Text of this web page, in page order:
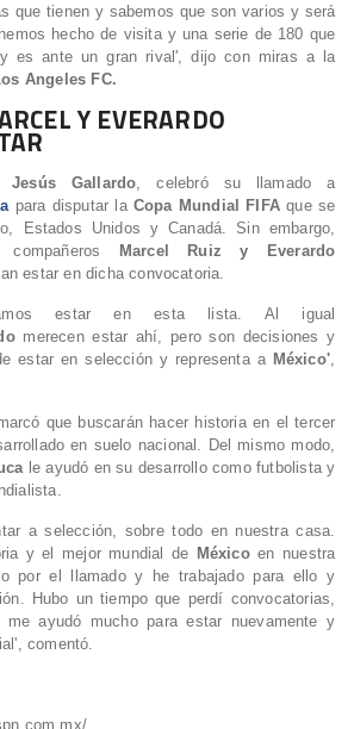
que tienen y sabemos que son varios y será
hecho de visita y una serie de 180 que
y es ante un gran rival', dijo con miras a la
Angeles FC.
Y EVERARDO
Jesús Gallardo, celebró su llamado a
para disputar la Copa Mundial FIFA que se
Estados Unidos y Canadá. Sin embargo,
Marcel Ruiz y Everardo
estar en dicha convocatoria.
estar en esta lista. Al igual
merecen estar ahí, pero son decisiones y
estar en selección y representa a México',
que buscarán hacer historia en el tercer
en suelo nacional. Del mismo modo,
le ayudó en su desarrollo como futbolista y
a selección, sobre todo en nuestra casa.
y el mejor mundial de México en nuestra
por el llamado y he trabajado para ello y
Hubo un tiempo que perdí convocatorias,
me ayudó mucho para estar nuevamente y
comentó.